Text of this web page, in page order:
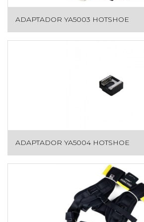
ADAPTADOR YA5003 HOTSHOE
ADAPTADOR YA5004 HOTSHOE